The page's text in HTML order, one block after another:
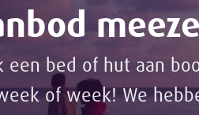
een bed of hut aan
of week! We